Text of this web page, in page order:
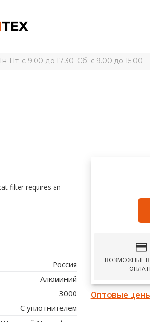
с 9.00 до 17.30 Сб: с 9.00 до 15.00
filter requires an
Россия
Алюминий
3000
С уплотнителем
ВОЗМОЖНЫЕ
Оптовые